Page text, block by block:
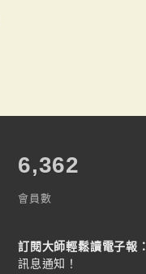
7,787
會員數
訂閱大師輕鬆讀電子報：
訊息通知！